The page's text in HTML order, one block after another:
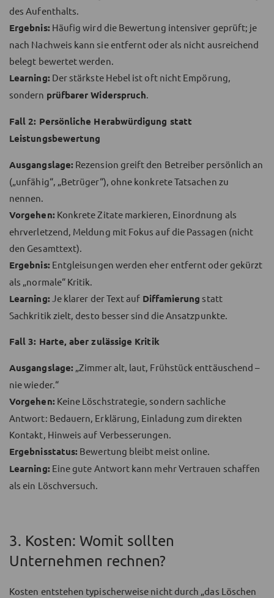
des Aufenthalts.
Ergebnis: Häufig wird die Bewertung intensiver geprüft; je
nach Nachweis kann sie entfernt oder als nicht ausreichend
belegt bewertet werden.
Learning: Der stärkste Hebel ist oft nicht Empörung,
sondern prüfbarer Widerspruch
Fall 2: Persönliche Herabwürdigung statt
Leistungsbewertung
Ausgangslage: Rezension greift den Betreiber persönlich an
(„unfähig“, „Betrüger“), ohne konkrete Tatsachen zu
nennen.
Vorgehen: Konkrete Zitate markieren, Einordnung als
ehrverletzend, Meldung mit Fokus auf die Passagen (nicht
den Gesamttext).
Ergebnis: Entgleisungen werden eher entfernt oder gekürzt
als „normale“ Kritik.
Learning: Je klarer der Text auf Diffamierung statt
Sachkritik zielt, desto besser sind die Ansatzpunkte.
Fall 3: Harte, aber zulässige Kritik
Ausgangslage: „Zimmer alt, laut, Frühstück enttäuschend –
nie wieder.“
Vorgehen: Keine Löschstrategie, sondern sachliche
Antwort: Bedauern, Erklärung, Einladung zum direkten
Kontakt, Hinweis auf Verbesserungen.
Ergebnisstatus: Bewertung bleibt meist online.
Learning: Eine gute Antwort kann mehr Vertrauen schaffen
als ein Löschversuch.
3. Kosten: Womit sollten
Unternehmen rechnen?
Kosten entstehen typischerweise nicht durch „das Löschen